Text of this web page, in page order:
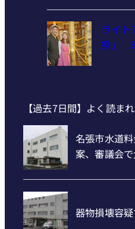
ライト
祭」 8
【過去7日間】よく読ま